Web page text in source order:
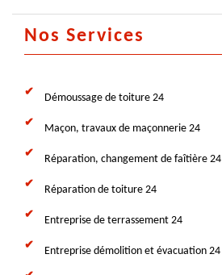
Nos Services
Démoussage de toiture 24
Maçon, travaux de maçonnerie 24
Réparation, changement de faîtière 24
Réparation de toiture 24
Entreprise de terrassement 24
Entreprise démolition et évacuation 24